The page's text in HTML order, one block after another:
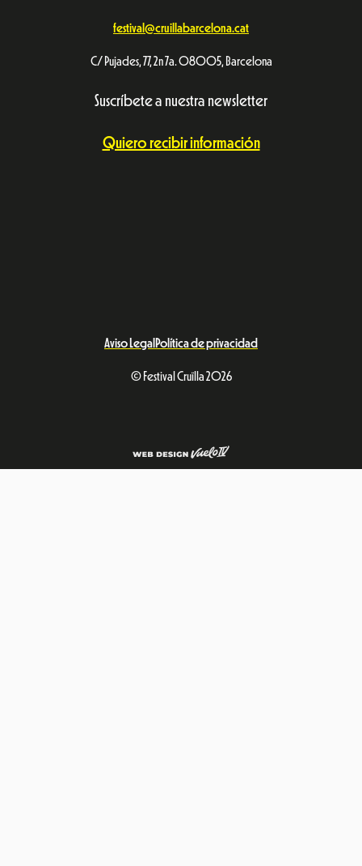
festival@cruillabarcelona.cat
C/ Pujades, 77, 2n 7a. 08005, Barcelona
Suscríbete a nuestra newsletter
Quiero recibir información
Aviso Legal Política de privacidad
© Festival Cruïlla 2026